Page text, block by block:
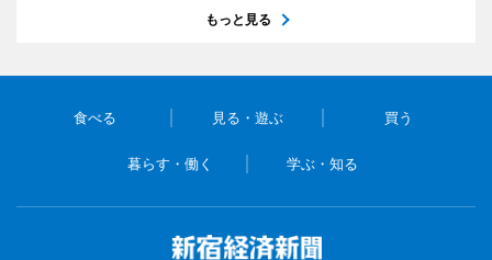
もっと見る
食べる 見る・遊ぶ 買う
暮らす・働く 学ぶ・知る